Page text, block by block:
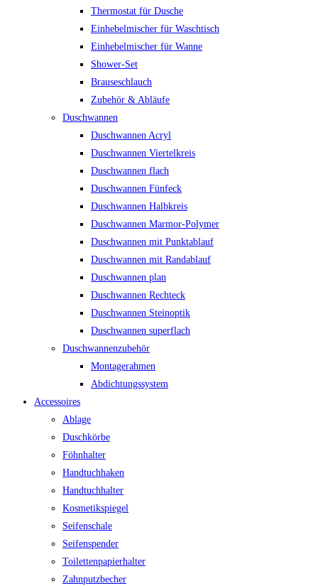
Thermostat für Dusche
Einhebelmischer für Waschtisch
Einhebelmischer für Wanne
Shower-Set
Brauseschlauch
Zubehör & Abläufe
Duschwannen
Duschwannen Acryl
Duschwannen Viertelkreis
Duschwannen flach
Duschwannen Fünfeck
Duschwannen Halbkreis
Duschwannen Marmor-Polymer
Duschwannen mit Punktablauf
Duschwannen mit Randablauf
Duschwannen plan
Duschwannen Rechteck
Duschwannen Steinoptik
Duschwannen superflach
Duschwannenzubehör
Montagerahmen
Abdichtungssystem
Accessoires
Ablage
Duschkörbe
Föhnhalter
Handtuchhaken
Handtuchhalter
Kosmetikspiegel
Seifenschale
Seifenspender
Toilettenpapierhalter
Zahnputzbecher